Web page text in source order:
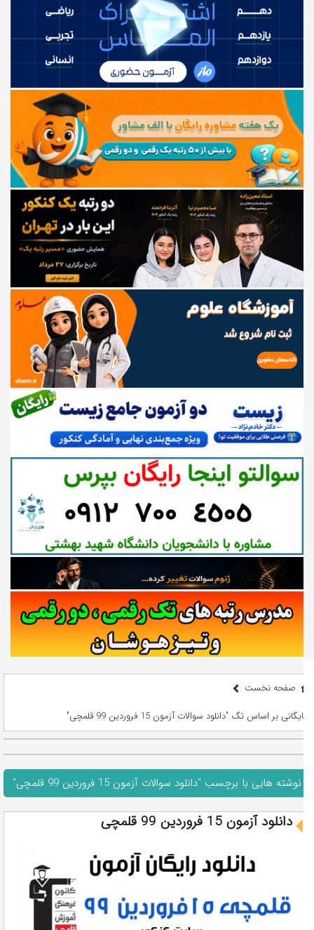
صفحه نخست
بایگانی بر اساس تگ "دانلود سوالات آزمون 15 فروردین 99 قلمچی"
نوشته هایی با برچسب "دانلود سوالات آزمون 15 فروردین 99 قلمچی"
دانلود آزمون 15 فروردین 99 قلمچی